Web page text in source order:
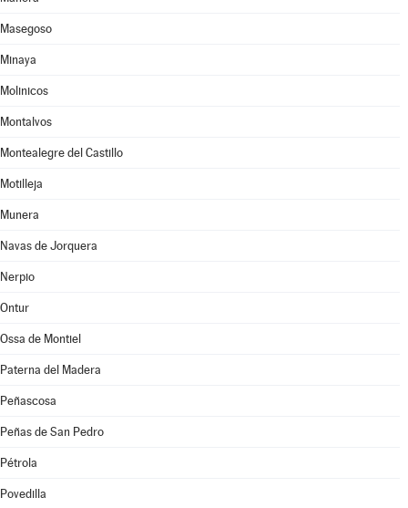
Masegoso
Minaya
Molinicos
Montalvos
Montealegre del Castillo
Motilleja
Munera
Navas de Jorquera
Nerpio
Ontur
Ossa de Montiel
Paterna del Madera
Peñascosa
Peñas de San Pedro
Pétrola
Povedilla